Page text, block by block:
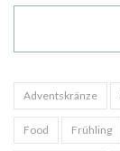
Adventskränze
Food Frühling